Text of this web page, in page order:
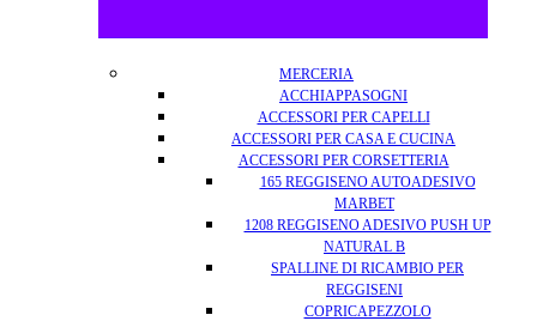
MERCERIA
ACCHIAPPASOGNI
ACCESSORI PER CAPELLI
ACCESSORI PER CASA E CUCINA
ACCESSORI PER CORSETTERIA
165 REGGISENO AUTOADESIVO
MARBET
1208 REGGISENO ADESIVO PUSH UP
NATURAL B
SPALLINE DI RICAMBIO PER
REGGISENI
COPRICAPEZZOLO